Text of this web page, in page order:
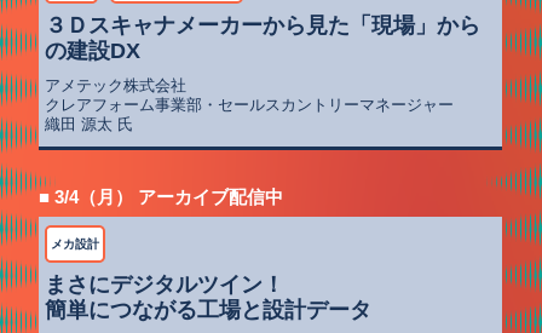
３Ｄスキャナメーカーから見た「現場」から
の建設DX
アメテック株式会社
クレアフォーム事業部・セールスカントリーマネージャー
織田 源太 氏
■ 3/4（月） アーカイブ配信中
メカ設計
まさにデジタルツイン！
簡単につながる工場と設計データ